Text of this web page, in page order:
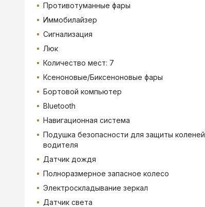
Противотуманные фары
Иммобилайзер
Сигнализация
Люк
Количество мест: 7
Ксеноновые/Биксеноновые фары
Бортовой компьютер
Bluetooth
Навигационная система
Подушка безопасности для защиты коленей
водителя
Датчик дождя
Полноразмерное запасное колесо
Электроскладывание зеркал
Датчик света